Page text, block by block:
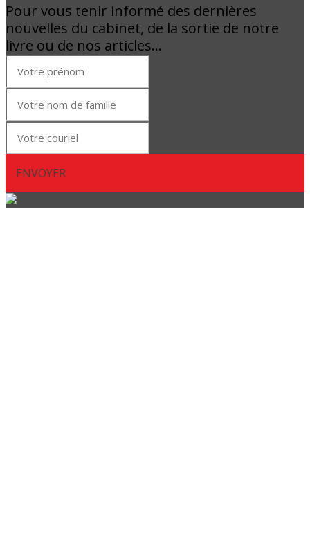
Pour vous tenir informé des dernières
nouvelles du cabinet, de la sortie de notre
livre ou de nos articles…
ENVOYER